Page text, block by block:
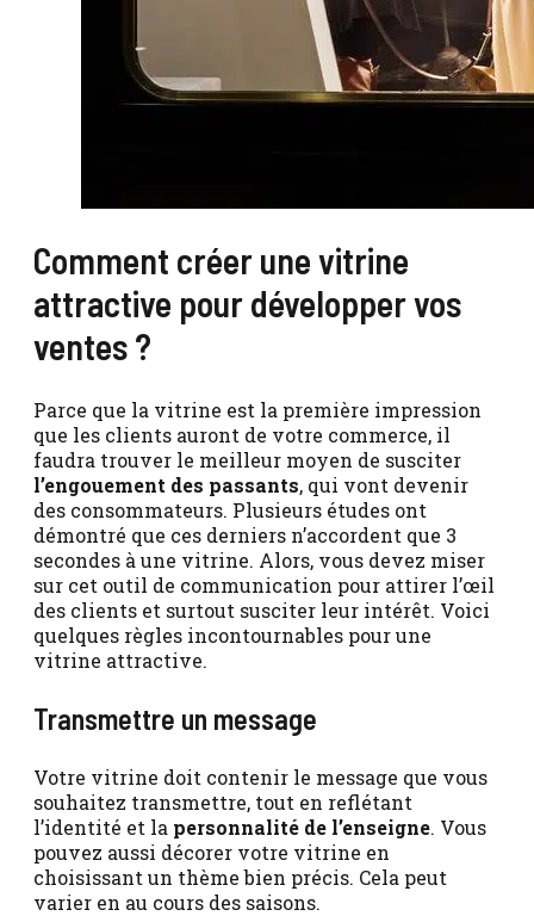
Comment créer une vitrine
attractive pour développer vos
ventes ?
Parce que la vitrine est la première impression
que les clients auront de votre commerce, il
faudra trouver le meilleur moyen de susciter
l’engouement des passants, qui vont devenir
des consommateurs. Plusieurs études ont
démontré que ces derniers n’accordent que 3
secondes à une vitrine. Alors, vous devez miser
sur cet outil de communication pour attirer l’œil
des clients et surtout susciter leur intérêt. Voici
quelques règles incontournables pour une
vitrine attractive.
Transmettre un message
Votre vitrine doit contenir le message que vous
souhaitez transmettre, tout en reflétant
l’identité et la personnalité de l’enseigne. Vous
pouvez aussi décorer votre vitrine en
choisissant un thème bien précis. Cela peut
varier en au cours des saisons.